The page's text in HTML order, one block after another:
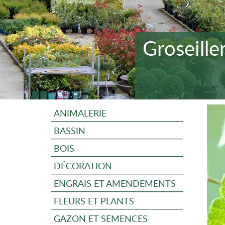
ANIMALERIE
BASSIN
BOIS
DÉCORATION
ENGRAIS ET AMENDEMENTS
FLEURS ET PLANTS
GAZON ET SEMENCES